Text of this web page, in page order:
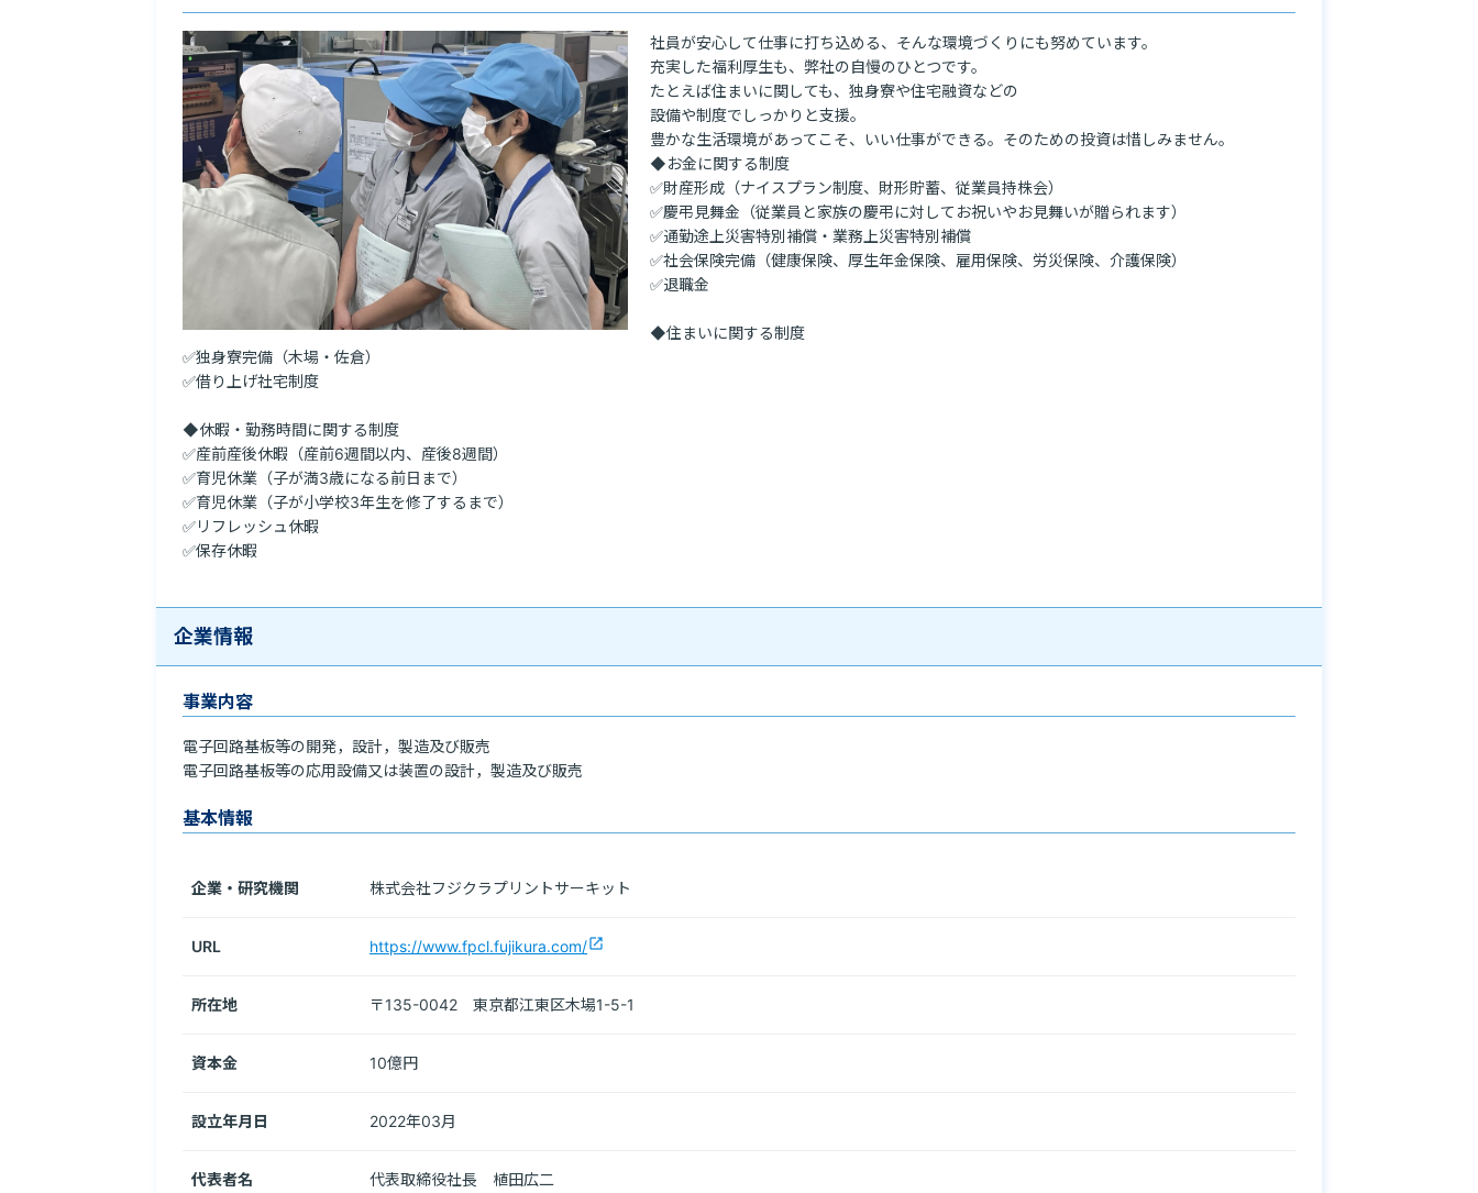
社員が安心して仕事に打ち込める、そんな環境づくりにも努めています。
充実した福利厚生も、弊社の自慢のひとつです。
たとえば住まいに関しても、独身寮や住宅融資などの
設備や制度でしっかりと支援。
豊かな生活環境があってこそ、いい仕事ができる。そのための投資は惜しみません。
◆お金に関する制度
✅財産形成（ナイスプラン制度、財形貯蓄、従業員持株会）
✅慶弔見舞金（従業員と家族の慶弔に対してお祝いやお見舞いが贈られます）
✅通勤途上災害特別補償・業務上災害特別補償
✅社会保険完備（健康保険、厚生年金保険、雇用保険、労災保険、介護保険）
✅退職金
◆住まいに関する制度
✅独身寮完備（木場・佐倉）
✅借り上げ社宅制度
◆休暇・勤務時間に関する制度
✅産前産後休暇（産前6週間以内、産後8週間）
✅育児休業（子が満3歳になる前日まで）
✅育児休業（子が小学校3年生を修了するまで）
✅リフレッシュ休暇
✅保存休暇
企業情報
事業内容
電子回路基板等の開発，設計，製造及び販売
電子回路基板等の応用設備又は装置の設計，製造及び販売
基本情報
企業・研究機関 株式会社フジクラプリントサーキット
URL https://www.fpcl.fujikura.com/open_in_new
所在地 〒135-0042　東京都江東区木場1-5-1
資本金 10億円
設立年月日 2022年03月
代表者名 代表取締役社長　植田広二